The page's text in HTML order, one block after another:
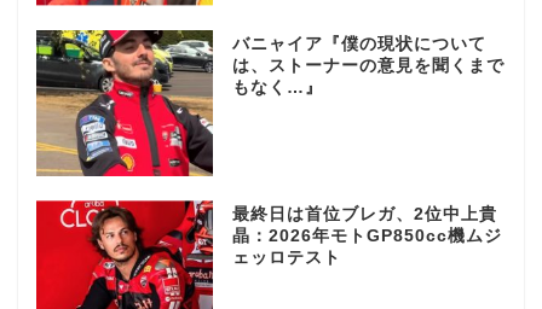
バニャイア『僕の現状について
は、ストーナーの意見を聞くまで
もなく…』
最終日は首位ブレガ、2位中上貴
晶：2026年モトGP850cc機ムジ
ェッロテスト